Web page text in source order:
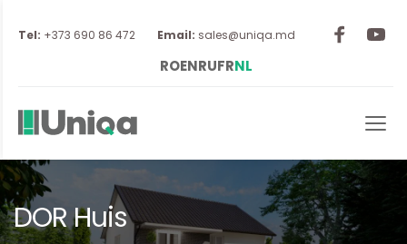
Tel: +373 690 86 472 Email: sales@uniqa.md
ROENRUFRNL
DOR Huis